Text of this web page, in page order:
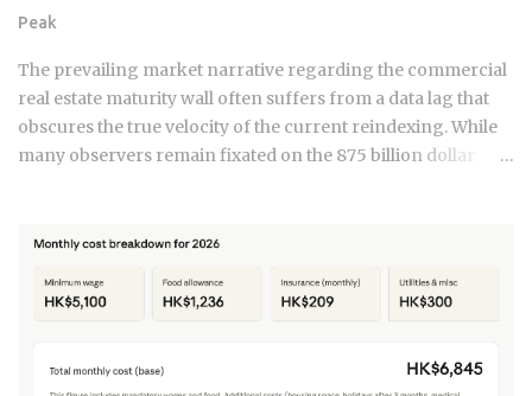
required for the next generation of AI accelerators. These
companies operate in the shadows of giants like TSMC and
Samsung but possess the pricing power typically reserved
for the industry elite. As AI hardw...
Peak
The prevailing market narrative regarding the commercial
real estate maturity wall often suffers from a data lag that
obscures the true velocity of the current reindexing. While
many observers remain fixated on the 875 billion dollar
currently navigating a transition phase where the market is
no longer just anticipating stress; it is actively absorbing the
friction of a 148 basis point increase in average interest
rates. This is a fundamental shift in the financial ledger that
of 2026. The systemic logic of this crisis is defined by a